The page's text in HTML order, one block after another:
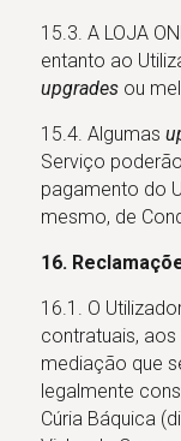
15.3. A LOJA
entanto ao
upgradesou
15.4. Algumas
Serviço
pagamento do
mesmo, de
16.
16.1. O
contratuais,
mediação que
legalmente
Cúria Báquica